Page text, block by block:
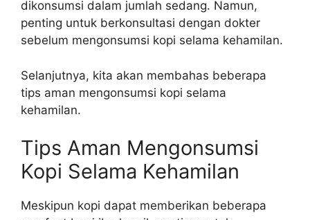
dikonsumsi dalam jumlah sedang. Namun,
penting untuk berkonsultasi dengan dokter
sebelum mengonsumsi kopi selama kehamilan.
Selanjutnya, kita akan membahas beberapa
tips aman mengonsumsi kopi selama
kehamilan.
Tips Aman Mengonsumsi
Kopi Selama Kehamilan
Meskipun kopi dapat memberikan beberapa